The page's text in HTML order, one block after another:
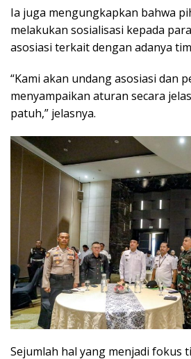
Ia juga mengungkapkan bahwa
melakukan sosialisasi kepada
asosiasi terkait dengan adanya
“Kami akan undang asosiasi dan
menyampaikan aturan secara
patuh,” jelasnya.
Sejumlah hal yang menjadi fokus